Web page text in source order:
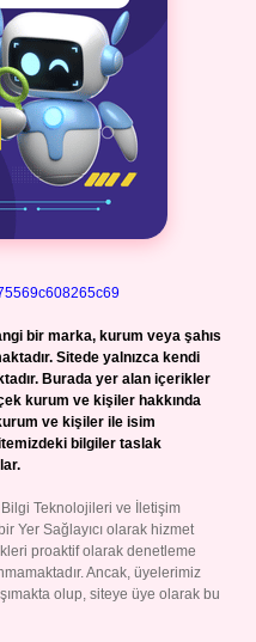
bir marka, kurum veya şahıs
Sitede yalnızca kendi
Burada yer alan içerikler
kurum ve kişiler hakkında
ve kişiler ile isim
bilgiler taslak
Teknolojileri ve İletişim
Yer Sağlayıcı olarak hizmet
proaktif olarak denetleme
Ancak, üyelerimiz
olup, siteye üye olarak bu